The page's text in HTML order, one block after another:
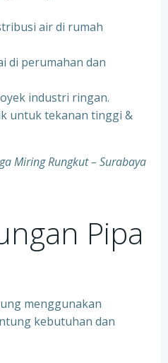
air di rumah
di perumahan dan
industri ringan.
untuk tekanan tinggi &
Miring Rungkut – Surabaya
Pipa
menggunakan
kebutuhan dan